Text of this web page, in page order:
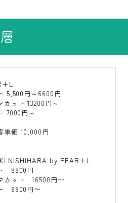
5,500円～6600円
カット 13200円～
7000円～
単価 10,000円
NISHIHARA by PEAR+L
8800円
カット 16500円〜
8800円〜